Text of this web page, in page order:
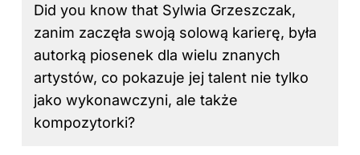
Did you know that Sylwia Grzeszczak,
zanim zaczęła swoją solową karierę, była
autorką piosenek dla wielu znanych
artystów, co pokazuje jej talent nie tylko
jako wykonawczyni, ale także
kompozytorki?